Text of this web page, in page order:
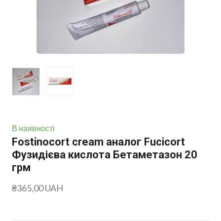
В наявності
Fostinocort cream аналог Fucicort
Фузидієва кислота Бетаметазон 20
грм
₴365,00 UAH